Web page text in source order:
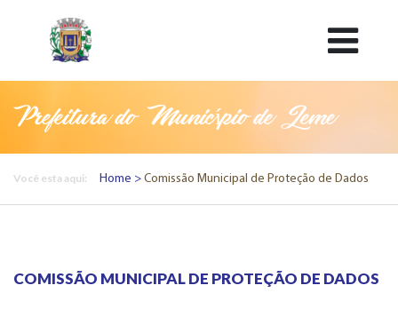
Prefeitura do Município de Leme
Você esta aqui: Home Comissão Municipal de Proteção de Dados
COMISSÃO MUNICIPAL DE PROTEÇÃO DE DADOS